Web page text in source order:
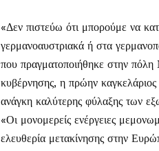
«Δεν πιστεύω ότι μπορούμε να
γερμανοαυστριακά ή στα
που πραγματοποιήθηκε στην
κυβέρνησης, η πρώην καγκελάριος
ανάγκη καλύτερης φύλαξης των
«Οι μονομερείς ενέργειες
ελευθερία μετακίνησης στην